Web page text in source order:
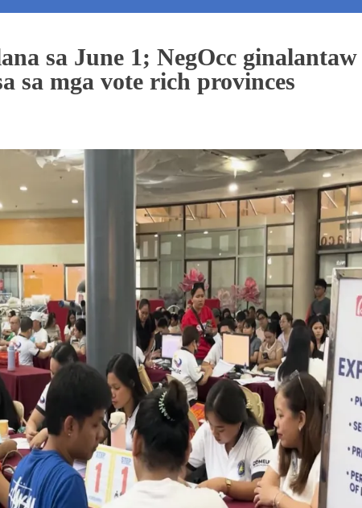
sa June 1; NegOcc ginalantaw
sa mga vote rich provinces